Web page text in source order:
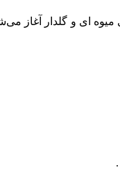
ای و گلدار آغاز